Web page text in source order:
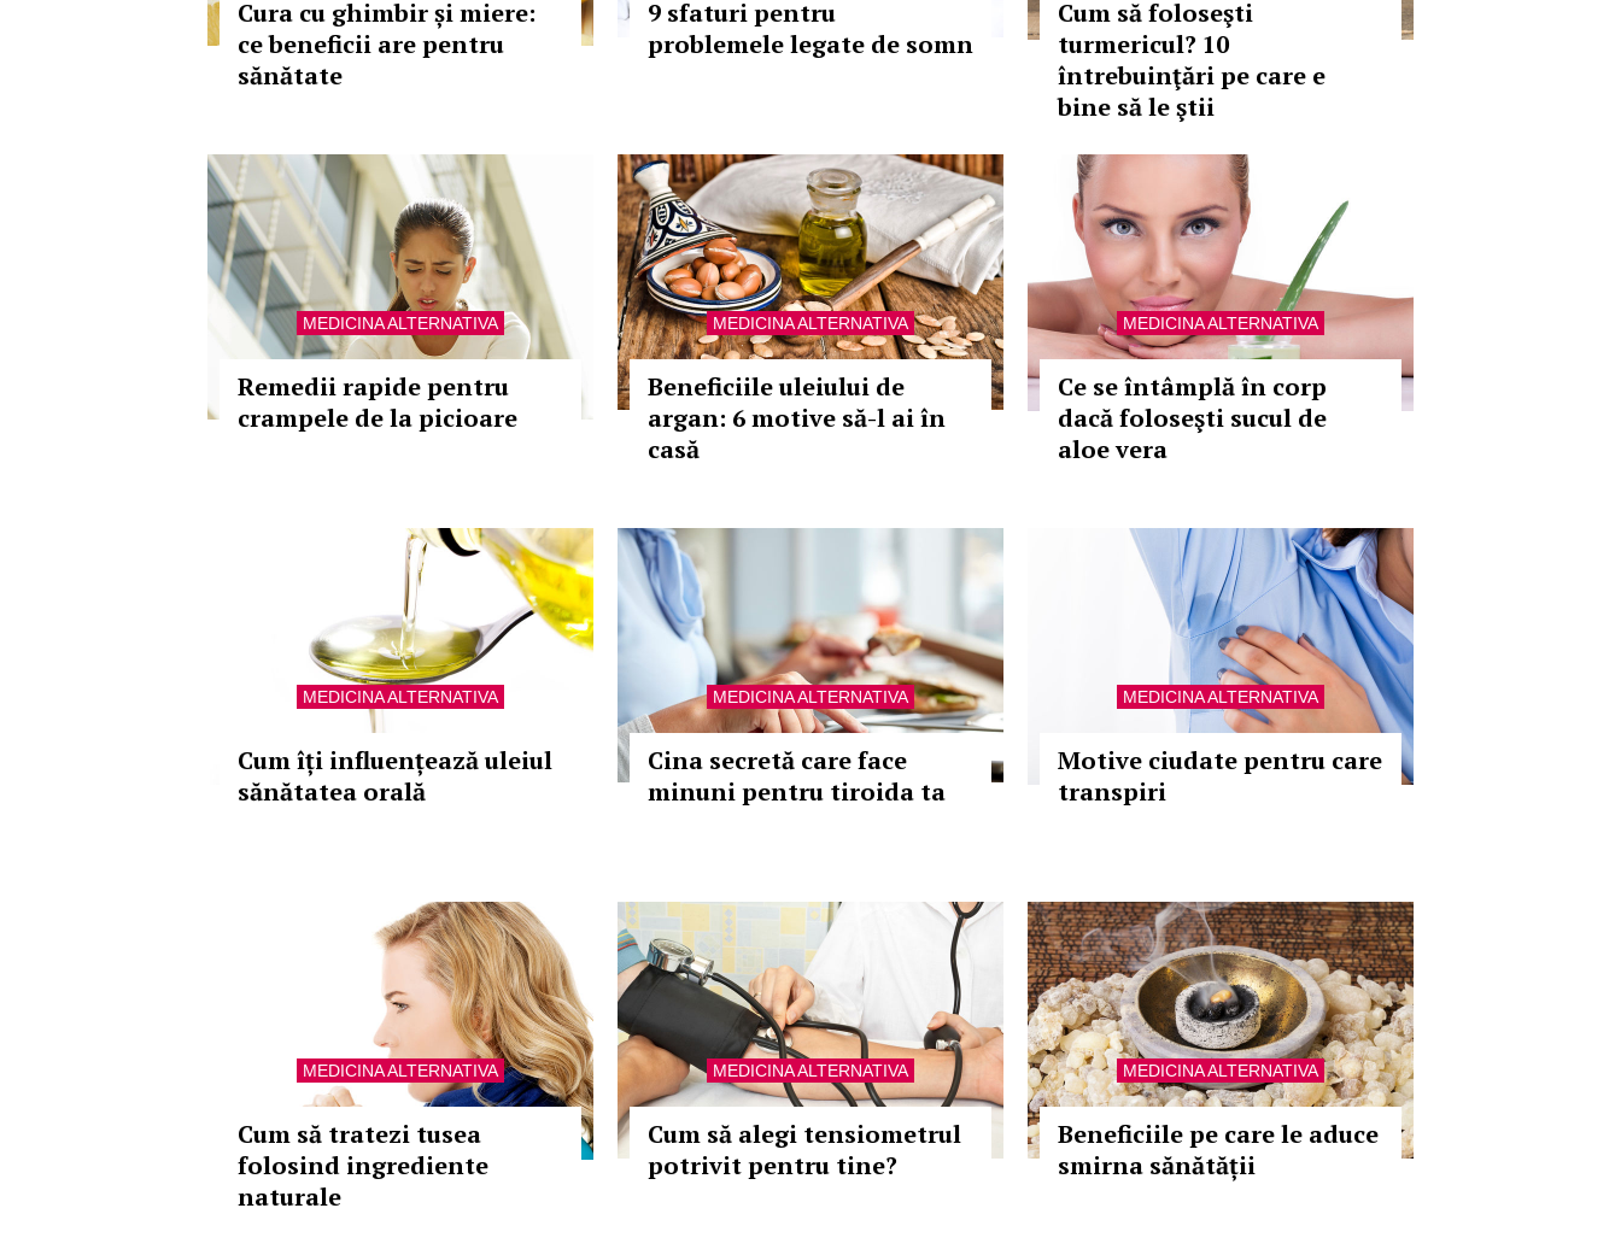
Cura cu ghimbir și miere:
ce beneficii are pentru
sănătate
9 sfaturi pentru
problemele legate de somn
Cum să foloseşti
turmericul? 10
întrebuinţări pe care e
bine să le ştii
MEDICINA ALTERNATIVA
Remedii rapide pentru
crampele de la picioare
MEDICINA ALTERNATIVA
Beneficiile uleiului de
argan: 6 motive să-l ai în
casă
MEDICINA ALTERNATIVA
Ce se întâmplă în corp
dacă foloseşti sucul de
aloe vera
MEDICINA ALTERNATIVA
Cum îți influențează uleiul
sănătatea orală
MEDICINA ALTERNATIVA
Cina secretă care face
minuni pentru tiroida ta
MEDICINA ALTERNATIVA
Motive ciudate pentru care
transpiri
MEDICINA ALTERNATIVA
Cum să tratezi tusea
folosind ingrediente
naturale
MEDICINA ALTERNATIVA
Cum să alegi tensiometrul
potrivit pentru tine?
MEDICINA ALTERNATIVA
Beneficiile pe care le aduce
smirna sănătății